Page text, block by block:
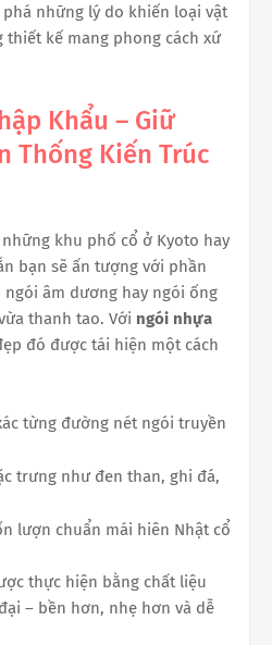
phá những lý do khiến loại vật
thiết kế mang phong cách xứ
Khẩu – Giữ
Thống Kiến Trúc
khu phố cổ ở Kyoto hay
bạn sẽ ấn tượng với phần
âm dương hay ngói ống
thanh tao. Với ngói nhựa
đó được tái hiện một cách
từng đường nét ngói truyền
trưng như đen than, ghi đá,
lượn chuẩn mái hiên Nhật cổ
thực hiện bằng chất liệu
– bền hơn, nhẹ hơn và dễ